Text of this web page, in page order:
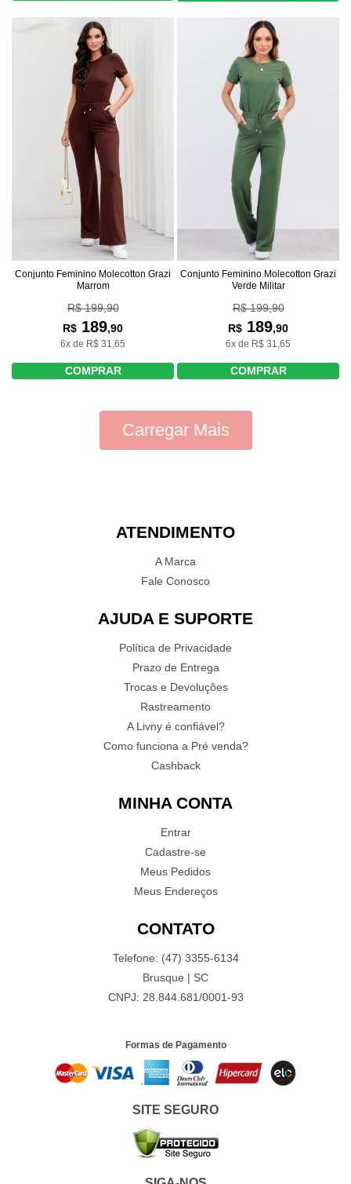
Conjunto Feminino Molecotton Grazi
Marrom
R$ 199,90
R$ 189,90
6x de R$ 31,65
COMPRAR
Conjunto Feminino Molecotton Grazi
Verde Militar
R$ 199,90
R$ 189,90
6x de R$ 31,65
COMPRAR
Carregar Mais
ATENDIMENTO
A Marca
Fale Conosco
AJUDA E SUPORTE
Política de Privacidade
Prazo de Entrega
Trocas e Devoluções
Rastreamento
A Livny é confiável?
Como funciona a Pré venda?
Cashback
MINHA CONTA
Entrar
Cadastre-se
Meus Pedidos
Meus Endereços
CONTATO
Telefone: (47) 3355-6134
Brusque | SC
CNPJ: 28.844.681/0001-93
Formas de Pagamento
SITE SEGURO